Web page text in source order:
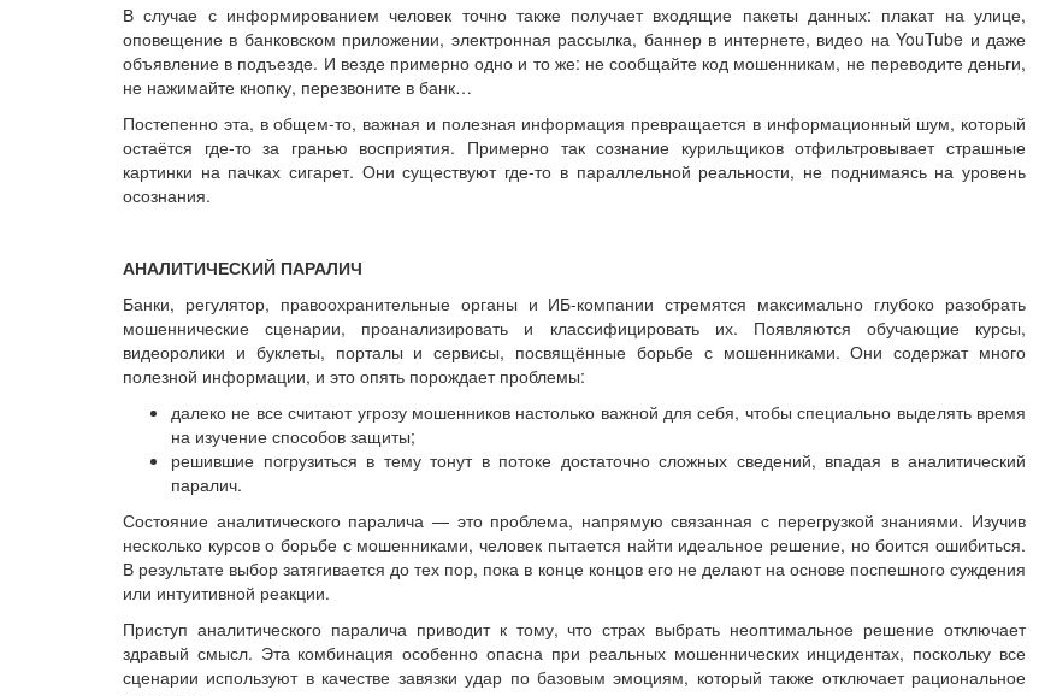
В случае с информированием человек точно также получает входящие пакеты данных: плакат на улице,
оповещение в банковском приложении, электронная рассылка, баннер в интернете, видео на YouTube и даже
объявление в подъезде. И везде примерно одно и то же: не сообщайте код мошенникам, не переводите деньги,
не нажимайте кнопку, перезвоните в банк…
Постепенно эта, в общем-то, важная и полезная информация превращается в информационный шум, который
остаётся где-то за гранью восприятия. Примерно так сознание курильщиков отфильтровывает страшные
картинки на пачках сигарет. Они существуют где-то в параллельной реальности, не поднимаясь на уровень
осознания.
АНАЛИТИЧЕСКИЙ ПАРАЛИЧ
Банки, регулятор, правоохранительные органы и ИБ-компании стремятся максимально глубоко разобрать
мошеннические сценарии, проанализировать и классифицировать их. Появляются обучающие курсы,
видеоролики и буклеты, порталы и сервисы, посвящённые борьбе с мошенниками. Они содержат много
полезной информации, и это опять порождает проблемы:
далеко не все считают угрозу мошенников настолько важной для себя, чтобы специально выделять время
на изучение способов защиты;
решившие погрузиться в тему тонут в потоке достаточно сложных сведений, впадая в аналитический
паралич.
Состояние аналитического паралича — это проблема, напрямую связанная с перегрузкой знаниями. Изучив
несколько курсов о борьбе с мошенниками, человек пытается найти идеальное решение, но боится ошибиться.
В результате выбор затягивается до тех пор, пока в конце концов его не делают на основе поспешного суждения
или интуитивной реакции.
Приступ аналитического паралича приводит к тому, что страх выбрать неоптимальное решение отключает
здравый смысл. Эта комбинация особенно опасна при реальных мошеннических инцидентах, поскольку все
сценарии используют в качестве завязки удар по базовым эмоциям, который также отключает рациональное